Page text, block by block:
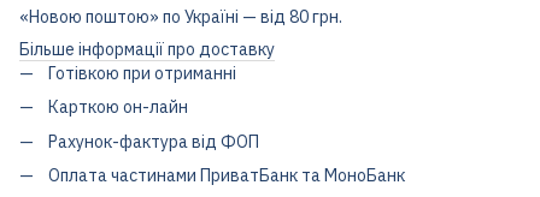
«Новою поштою» по Україні — від 80 грн.
Більше інформації про доставку
Готівкою при отриманні
Карткою он-лайн
Рахунок-фактура від ФОП
Оплата частинами ПриватБанк та МоноБанк